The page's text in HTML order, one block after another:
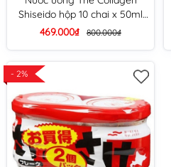
Shiseido hộp 10 chai x 50ml
(mẫu 2024)
469.000₫ 800.000₫
- 2%